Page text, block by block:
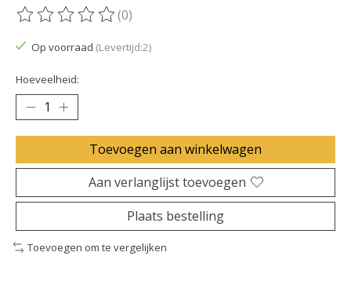
De beoordeling van dit product is
(0)
Op voorraad (Levertijd:2)
Hoeveelheid:
Toevoegen aan winkelwagen
Aan verlanglijst toevoegen
Plaats bestelling
Toevoegen om te vergelijken